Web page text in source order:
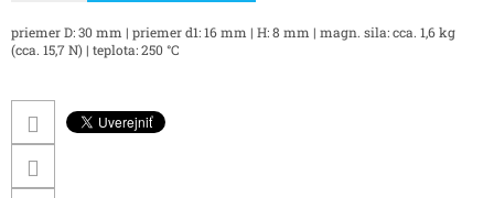
priemer D: 30 mm | priemer d1: 16 mm | H: 8 mm | magn. sila: cca. 1,6 kg
(cca. 15,7 N) | teplota: 250 °C